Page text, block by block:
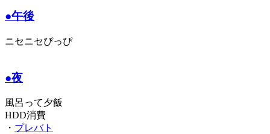
●午後
ニセニセぴっぴ
●夜
風呂って夕飯
HDD消費
・ プレバト